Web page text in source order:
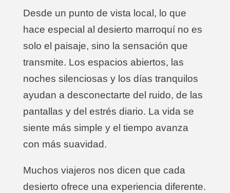
Desde un punto de vista local, lo que
hace especial al desierto marroquí no es
solo el paisaje, sino la sensación que
transmite. Los espacios abiertos, las
noches silenciosas y los días tranquilos
ayudan a desconectarte del ruido, de las
pantallas y del estrés diario. La vida se
siente más simple y el tiempo avanza
con más suavidad.
Muchos viajeros nos dicen que cada
desierto ofrece una experiencia diferente.